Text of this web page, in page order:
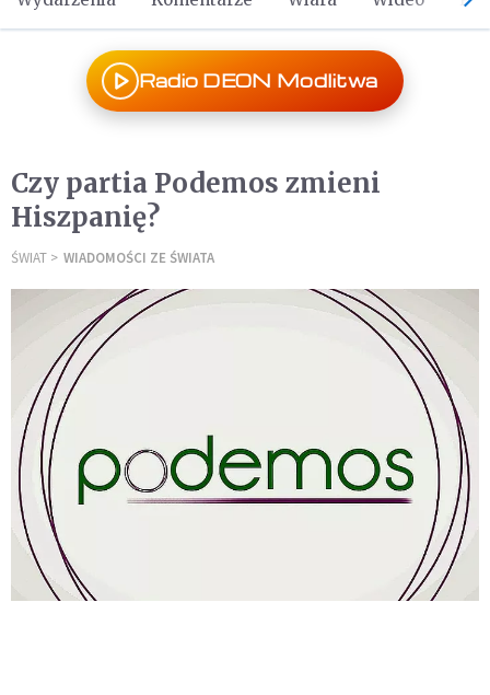
Radio DEON Modlitwa
Czy partia Podemos zmieni
Hiszpanię?
ŚWIAT WIADOMOŚCI ZE ŚWIATA